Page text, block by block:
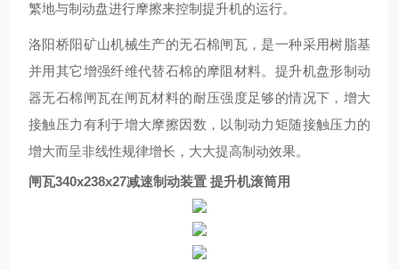
繁地与制动盘进行摩擦来控制提升机的运行。
洛阳桥阳矿山机械生产的无石棉闸瓦，是一种采用树脂基
并用其它增强纤维代替石棉的摩阻材料。 提升机盘形制动
器无石棉闸瓦在闸瓦材料的耐压强度足够的情况下，增大
接触压力有利于增大摩擦因数，以制动力矩随接触压力的
增大而呈非线性规律增长，大大提高制动效果。
闸瓦340x238x27减速制动装置 提升机滚筒用